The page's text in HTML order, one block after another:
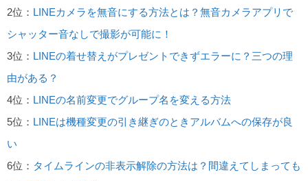
2位： LINEカメラを無音にする方法とは？無音カメラアプリで
シャッター音なしで撮影が可能に！
3位： LINEの着せ替えがプレゼントできずエラーに？三つの理
由がある？
4位： LINEの名前変更でグループ名を変える方法
5位： LINEは機種変更の引き継ぎのときアルバムへの保存が良
い
6位： タイムラインの非表示解除の方法は？間違えてしまっても